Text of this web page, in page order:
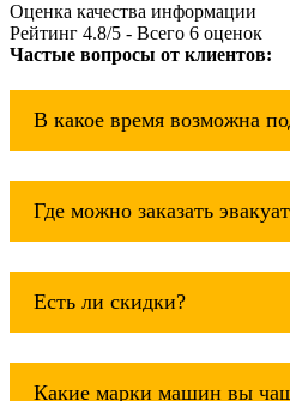
Оценка качества информации
Рейтинг 4.8/5 - Всего 6 оценок
Частые вопросы от клиентов:
В какое время возможна
эвакуатор сельхозтехники
Где можно заказать
расстояние звоните
Есть ли скидки?
можно получить дешево и
Какие марки машин вы